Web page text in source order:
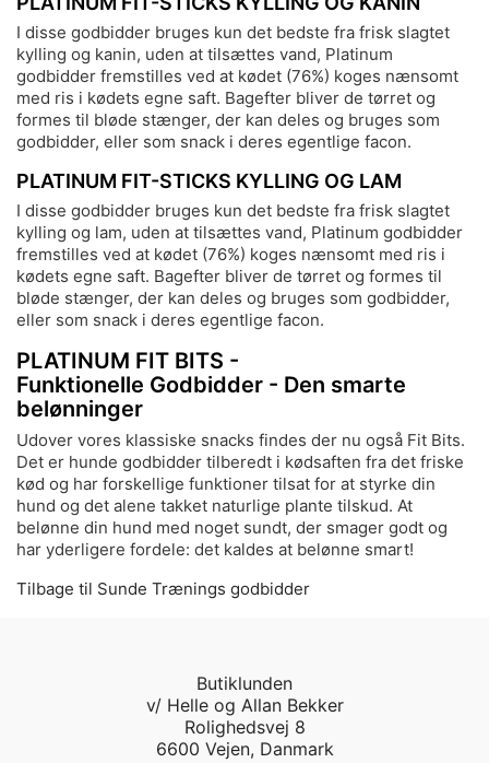
I disse godbidder bruges kun det bedste fra frisk slagtet
kylling og kanin, uden at tilsættes vand, Platinum
godbidder fremstilles ved at kødet (76%) koges nænsomt
med ris i kødets egne saft. Bagefter bliver de tørret og
formes til bløde stænger, der kan deles og bruges som
godbidder, eller som snack i deres egentlige facon.
PLATINUM FIT-STICKS KYLLING OG LAM
I disse godbidder bruges kun det bedste fra frisk slagtet
kylling og lam, uden at tilsættes vand, Platinum godbidder
fremstilles ved at kødet (76%) koges nænsomt med ris i
kødets egne saft. Bagefter bliver de tørret og formes til
bløde stænger, der kan deles og bruges som godbidder,
eller som snack i deres egentlige facon.
PLATINUM FIT BITS -
Funktionelle Godbidder - Den smarte
belønninger
Udover vores klassiske snacks findes der nu også Fit Bits.
Det er hunde godbidder tilberedt i kødsaften fra det friske
kød og har forskellige funktioner tilsat for at styrke din
hund og det alene takket naturlige plante tilskud. At
belønne din hund med noget sundt, der smager godt og
har yderligere fordele: det kaldes at belønne smart!
Tilbage til Sunde Trænings godbidder
Butiklunden
v/ Helle og Allan Bekker
Rolighedsvej 8
6600 Vejen, Danmark